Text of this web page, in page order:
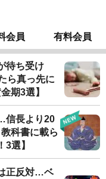
会員 有料会員
待ち受け
ら真っ先に
期3選】
信長より20
科書に載ら
選】
正反対…ベ